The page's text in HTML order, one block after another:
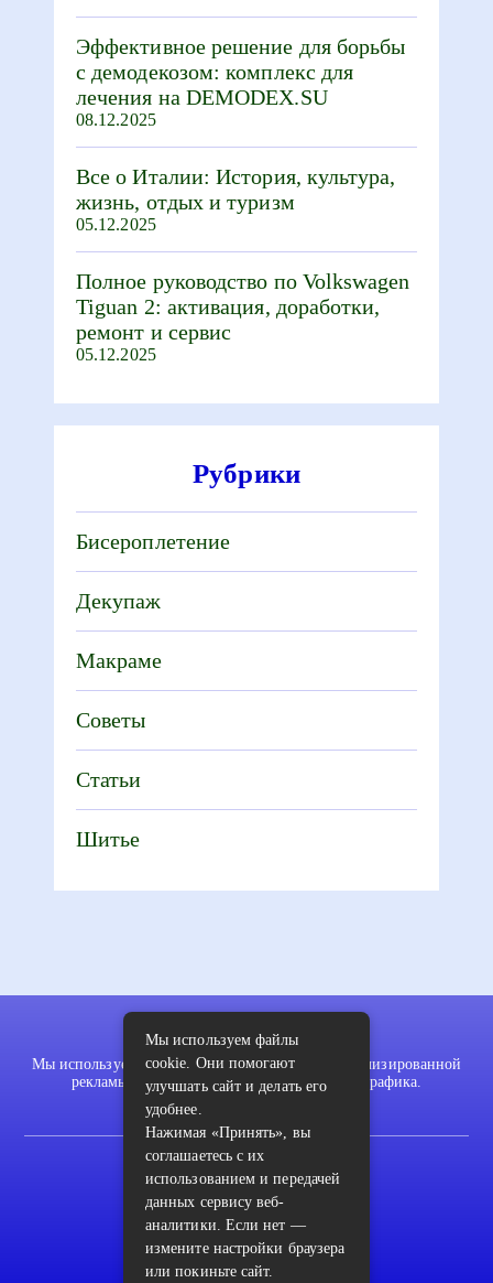
Эффективное решение для борьбы
с демодекозом: комплекс для
лечения на DEMODEX.SU
08.12.2025
Все о Италии: История, культура,
жизнь, отдых и туризм
05.12.2025
Полное руководство по Volkswagen
Tiguan 2: активация, доработки,
ремонт и сервис
05.12.2025
Рубрики
Бисероплетение
Декупаж
Макраме
Советы
Статьи
Шитье
Мы используем файлы cookie для показа персонализированной
рекламы и/или контента и анализа нашего трафика.
Карта сайта
Пользовательское соглашение
Мы используем файлы
cookie. Они помогают
улучшать сайт и делать его
удобнее.
Нажимая «Принять», вы
соглашаетесь с их
использованием и передачей
данных сервису веб-
аналитики. Если нет —
измените настройки браузера
или покиньте сайт.